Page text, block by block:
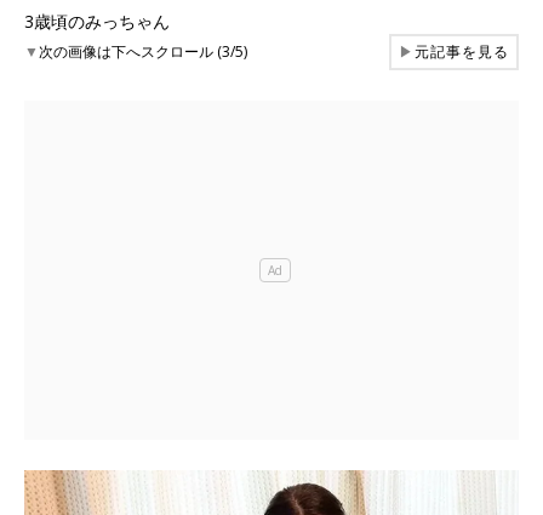
3歳頃のみっちゃん
▼次の画像は下へスクロール (3/5) ▶元記事を見る